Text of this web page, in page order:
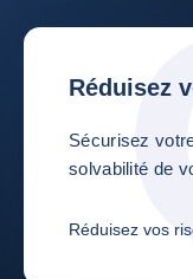
Réduisez
Sécurisez
solvabilité de
Réduisez vos